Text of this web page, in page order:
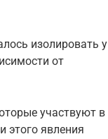
изолировать у
от
участвуют в
этого явления